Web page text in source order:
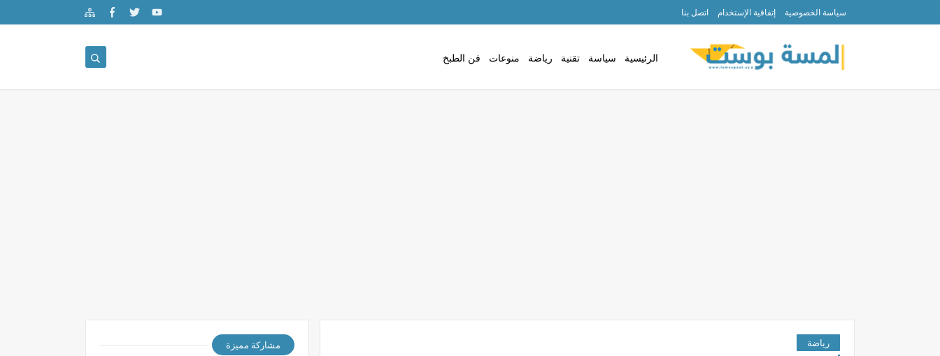
سياسة الخصوصية إتفاقية الإستخدام اتصل بنا
الرئيسية سياسة تقنية رياضة منوعات فن الطبخ
رياضة مشاركة مميزة